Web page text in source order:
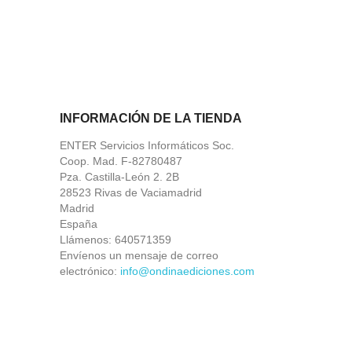
INFORMACIÓN DE LA TIENDA
ENTER Servicios Informáticos Soc.
Coop. Mad. F-82780487
Pza. Castilla-León 2. 2B
28523 Rivas de Vaciamadrid
Madrid
España
Llámenos: 640571359
Envíenos un mensaje de correo
electrónico: info@ondinaediciones.com